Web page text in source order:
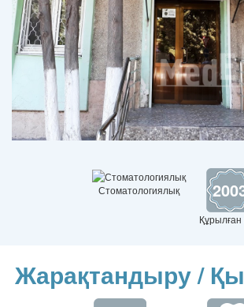
Стоматологиялық
Құрылған
Жарақтандыру /